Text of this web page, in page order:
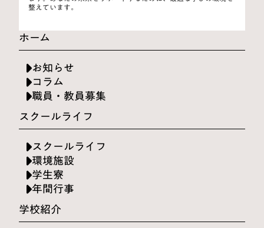
整えています。
ホーム
お知らせ
コラム
職員・教員募集
スクールライフ
スクールライフ
環境施設
学生寮
年間行事
学校紹介